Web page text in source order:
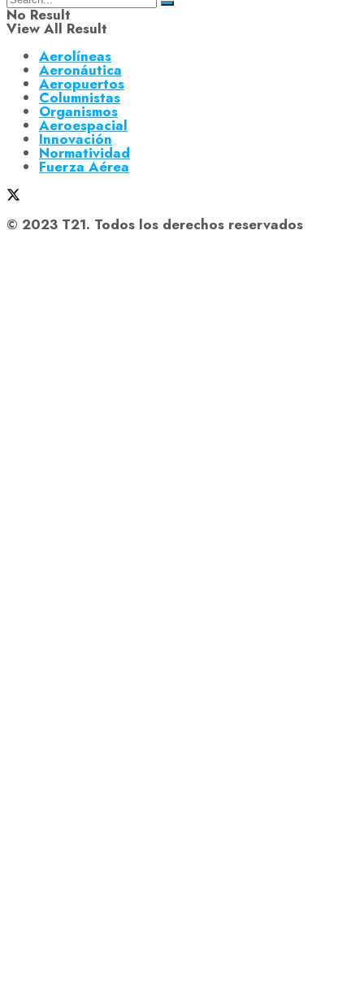
No Result
View All Result
Aerolíneas
Aeronáutica
Aeropuertos
Columnistas
Organismos
Aeroespacial
Innovación
Normatividad
Fuerza Aérea
© 2023 T21. Todos los derechos reservados